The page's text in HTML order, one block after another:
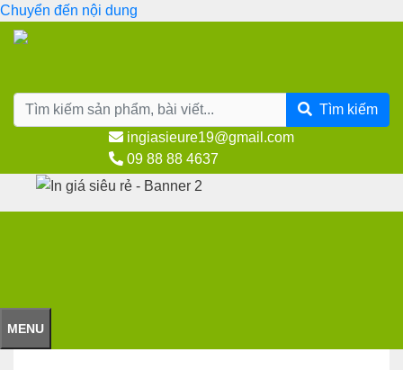
Chuyển đến nội dung
Tìm kiếm
ingiasieure19@gmail.com
09 88 88 4637
MENU